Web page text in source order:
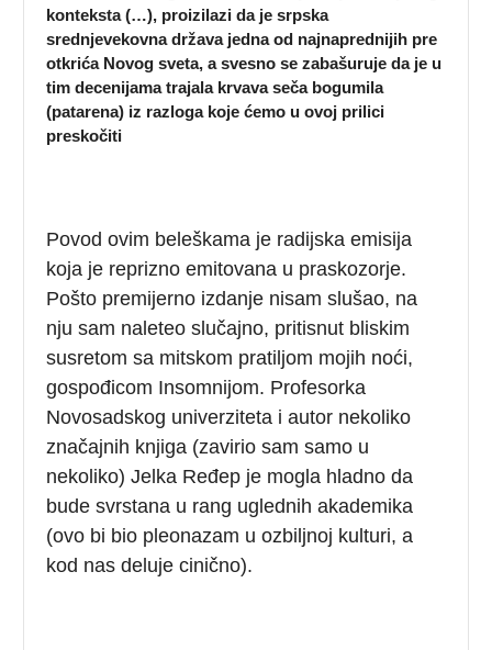
konteksta (…), proizilazi da je srpska
srednjevekovna država jedna od najnaprednijih pre
otkrića Novog sveta, a svesno se zabašuruje da je u
tim decenijama trajala krvava seča bogumila
(patarena) iz razloga koje ćemo u ovoj prilici
preskočiti
Povod ovim beleškama je radijska emisija
koja je reprizno emitovana u praskozorje.
Pošto premijerno izdanje nisam slušao, na
nju sam naleteo slučajno, pritisnut bliskim
susretom sa mitskom pratiljom mojih noći,
gospođicom Insomnijom. Profesorka
Novosadskog univerziteta i autor nekoliko
značajnih knjiga (zavirio sam samo u
nekoliko) Jelka Ređep je mogla hladno da
bude svrstana u rang uglednih akademika
(ovo bi bio pleonazam u ozbiljnoj kulturi, a
kod nas deluje cinično).